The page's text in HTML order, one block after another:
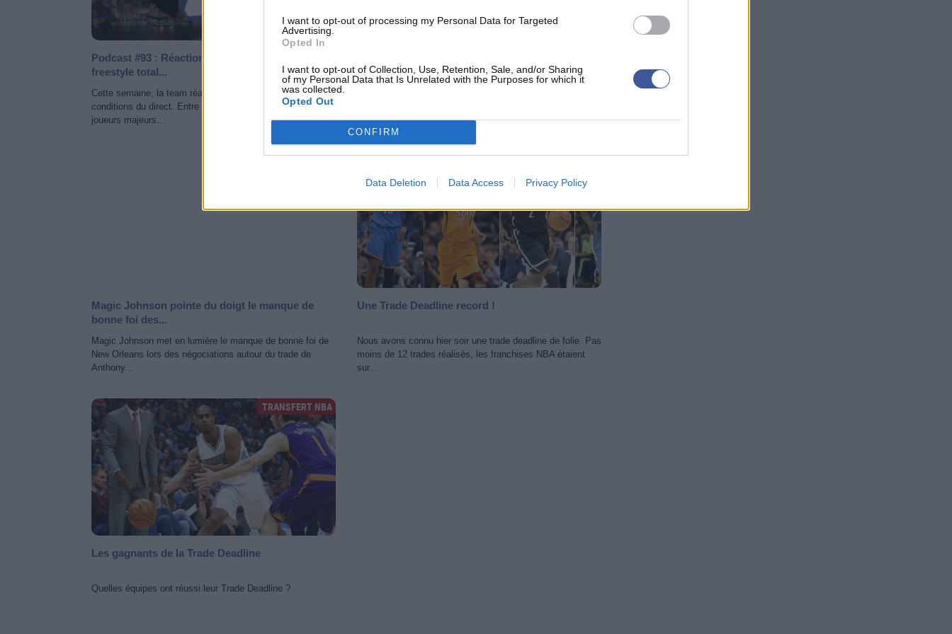
I want to opt-out of processing my Personal Data for Targeted
Advertising.
Opted In
I want to opt-out of Collection, Use, Retention, Sale, and/or Sharing
of my Personal Data that Is Unrelated with the Purposes for which it
was collected.
Opted Out
CONFIRM
Data Deletion Data Access Privacy Policy
Podcast #93 : Réaction à la trade deadline en
freestyle total...
Cette semaine, la team réagit aux trades dans les
conditions du direct. Entre Orlando qui a transféré ses trois
joueurs majeurs...
horaire...
NEWS NBA
Magic Johnson pointe du doigt le manque de
bonne foi des...
Magic Johnson met en lumière le manque de bonne foi de
New Orleans lors des négociations autour du trade de
Anthony...
TRANSFERT NBA
Une Trade Deadline record !
Nous avons connu hier soir une trade deadline de folie. Pas
moins de 12 trades réalisés, les franchises NBA étaient
sur...
TRANSFERT NBA
Les gagnants de la Trade Deadline
Quelles équipes ont réussi leur Trade Deadline ?